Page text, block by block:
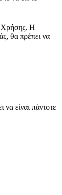
Χρήσης. Η
θα πρέπει να
είναι πάντοτε